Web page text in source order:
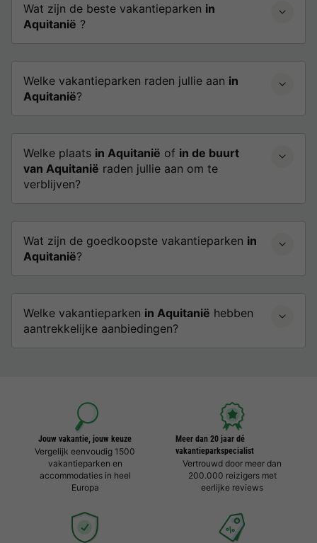
Wat zijn de beste vakantieparken in
Aquitanië ?
Welke vakantieparken raden jullie aan in
Aquitanië?
Welke plaats in Aquitanië of in de buurt
van Aquitanië raden jullie aan om te
verblijven?
Wat zijn de goedkoopste vakantieparken in
Aquitanië?
Welke vakantieparken in Aquitanië hebben
aantrekkelijke aanbiedingen?
Jouw vakantie, jouw keuze
Vergelijk eenvoudig 1500
vakantieparken en
accommodaties in heel
Europa
Meer dan 20 jaar dé
vakantieparkspecialist
Vertrouwd door meer dan
200.000 reizigers met
eerlijke reviews